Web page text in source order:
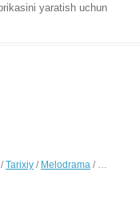
yaratish uchun
/Tarixiy / Melodrama / Hind